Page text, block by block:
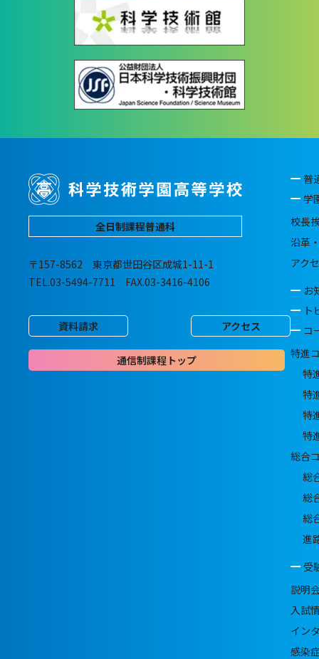
全日制課程普通科
〒157-8562 東京都世田谷区成城1-11-1
TEL.03-5494-7711 FAX.03-3416-4106
資料請求 アクセス
通信制課程トップ
普
学
校長
沿革
アク
お
ト
コ
特進
特
特
特
特
総合
総
総
総
進
受
説明
入試
イン
感染